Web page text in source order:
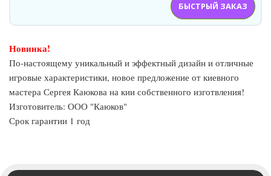
БЫСТРЫЙ ЗАКАЗ
Новинка!
По-настоящему уникальный и эффектный дизайн и отличные
игровые характеристики, новое предложение от киевного
мастера Сергея Каюкова на кии собственного изготвления!
Изготовитель: ООО "Каюков"
Срок гарантии 1 год